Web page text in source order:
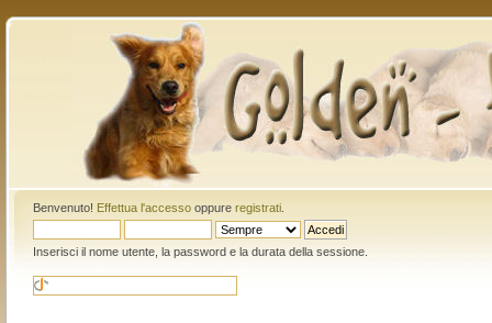
Benvenuto! Effettua l'accessooppure registrati.
Inserisci il nome utente, la password e la durata della sessione.